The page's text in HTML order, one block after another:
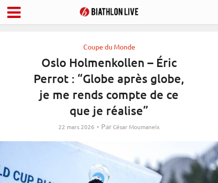
Coupe du Monde
Oslo Holmenkollen – Éric
Perrot : “Globe après globe,
je me rends compte de ce
que je réalise”
22 mars 2026 ParCésar Moumaneix